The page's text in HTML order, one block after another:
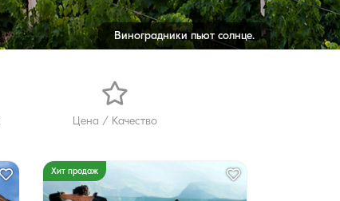
Виноградники пьют солнце.
Цена / Качество
Хит продаж